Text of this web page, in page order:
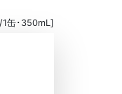
缶･350mL]